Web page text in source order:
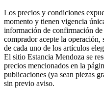
Los precios y condiciones
momento y tienen vigencia
información de confirmación
comprador acepte la operación,
de cada uno de los artículos
El sitio Estancia Mendoza se
precios mencionados en la
publicaciones (ya sean piezas
sin previo aviso.